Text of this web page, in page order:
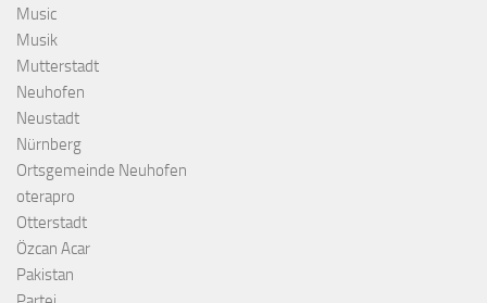
Music
Musik
Mutterstadt
Neuhofen
Neustadt
Nürnberg
Ortsgemeinde Neuhofen
oterapro
Otterstadt
Özcan Acar
Pakistan